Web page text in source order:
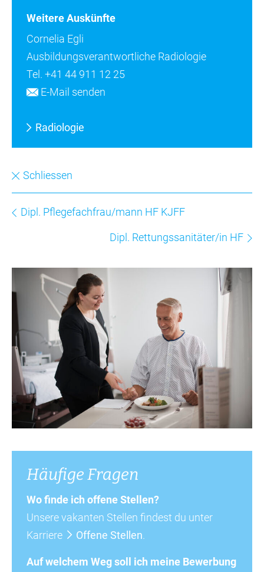
Weitere Auskünfte
Cornelia Egli
Ausbildungsverantwortliche Radiologie
Tel. +41 44 911 12 25
E-Mail senden
Radiologie
Schliessen
Dipl. Pflegefachfrau/mann HF KJFF
Dipl. Rettungssanitäter/in HF
Häufige Fragen
Wo finde ich offene Stellen?
Unsere vakanten Stellen findest du unter
Karriere
Offene Stellen.
Auf welchem Weg soll ich meine Bewerbung